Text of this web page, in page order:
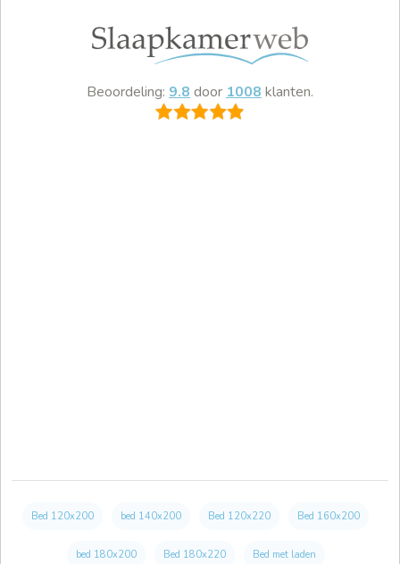
Beoordeling: 9.8 door 1008 klanten.
Bed 120x200 bed 140x200 Bed 120x220 Bed 160x200
bed 180x200 Bed 180x220 Bed met laden